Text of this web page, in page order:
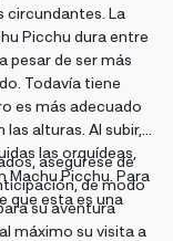
circundantes. La
Picchu dura entre
pesar de ser más
Todavía tiene
es más adecuado
alturas. Al subir,
las orquídeas,
Machu Picchu. Para
que esta es una
asegúrese de
de modo
su aventura
máximo su visita a